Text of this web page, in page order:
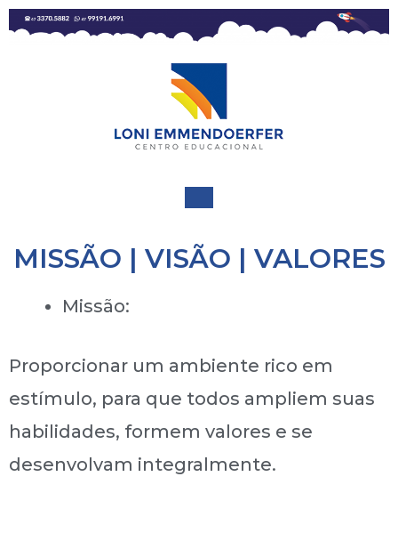
MISSÃO | VISÃO | VALORES
Missão:
Proporcionar um ambiente rico em
estímulo, para que todos ampliem suas
habilidades, formem valores e se
desenvolvam integralmente.